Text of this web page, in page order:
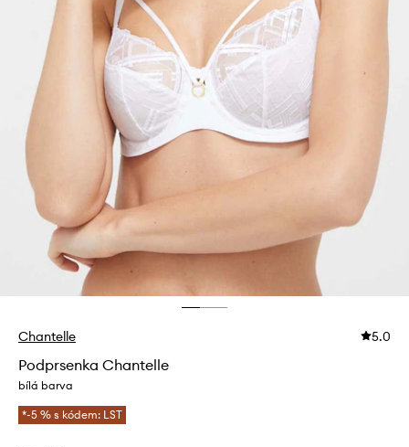
Chantelle 5.0
Podprsenka Chantelle
bílá barva
*-5 % s kódem: LST